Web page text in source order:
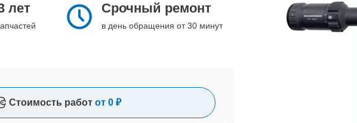
лет Срочный ремонт
в день обращения от 30 минут
Стоимость работ от 0 ₽